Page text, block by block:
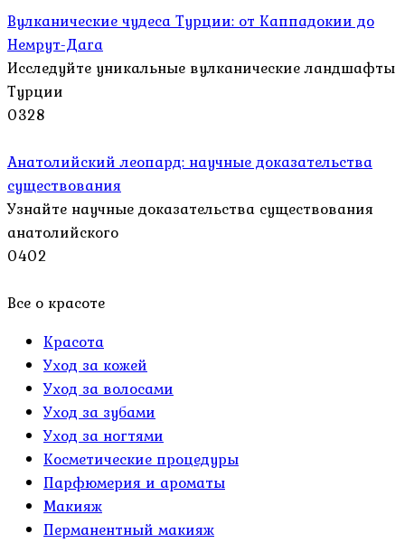
Вулканические чудеса Турции: от Каппадокии до
Немрут-Дага
Исследуйте уникальные вулканические ландшафты
Турции
0328
Анатолийский леопард: научные доказательства
существования
Узнайте научные доказательства существования
анатолийского
0402
Все о красоте
Красота
Уход за кожей
Уход за волосами
Уход за зубами
Уход за ногтями
Косметические процедуры
Парфюмерия и ароматы
Макияж
Перманентный макияж